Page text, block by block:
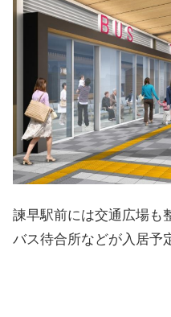
諫早駅前には交通広場も
バス待合所などが入居予